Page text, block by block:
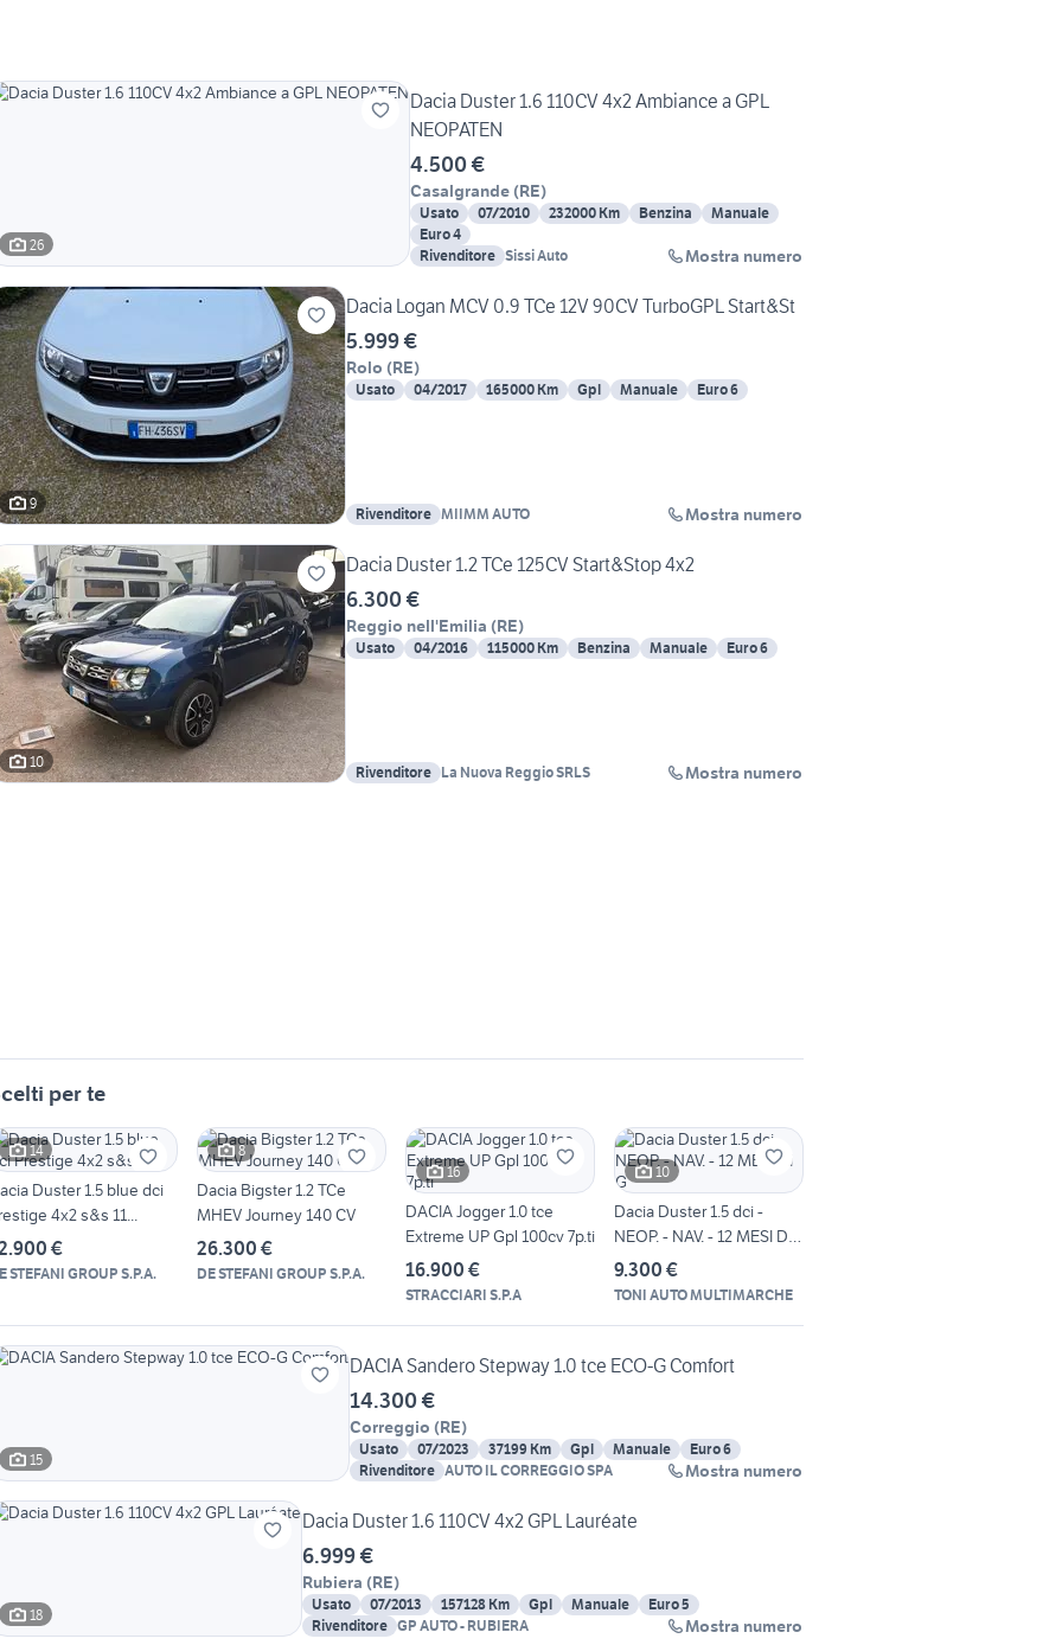
26
Dacia Duster 1.6 110CV 4x2 Ambiance a GPL
NEOPATEN
4.500 €
Casalgrande (RE)
Usato 07/2010 232000 Km Benzina
Manuale
Euro 4
Rivenditore Sissi Auto Mostra numero
9
Dacia Logan MCV 0.9 TCe 12V 90CV TurboGPL Start&St
5.999 €
Rolo (RE)
Usato 04/2017 165000 Km Gpl Manuale Euro 6
Rivenditore MIIMM AUTO Mostra numero
10
Dacia Duster 1.2 TCe 125CV Start&Stop 4x2
6.300 €
Reggio nell'Emilia (RE)
Usato 04/2016 115000 Km Benzina Manuale Euro 6
Rivenditore La Nuova Reggio SRLS Mostra numero
per te
14
Duster 1.5 blue dci
4x2 s&s 11...
€
STEFANI GROUP S.P.A.
8
Dacia Bigster 1.2 TCe
MHEV Journey 140 CV
26.300 €
DE STEFANI GROUP S.P.A.
16
DACIA Jogger 1.0 tce
Extreme UP Gpl 100cv 7p.ti
16.900 €
STRACCIARI S.P.A
10
Dacia Duster 1.5 dci -
NEOP. - NAV. - 12 MESI DI
G
9.300 €
TONI AUTO MULTIMARCHE
15
DACIA Sandero Stepway 1.0 tce ECO-G Comfort
14.300 €
Correggio (RE)
Usato 07/2023 37199 Km Gpl Manuale
Euro 6
Rivenditore AUTO IL CORREGGIO SPA Mostra numero
18
Dacia Duster 1.6 110CV 4x2 GPL Lauréate
6.999 €
Rubiera (RE)
Usato 07/2013 157128 Km Gpl Manuale
Euro 5
Rivenditore GP AUTO - RUBIERA Mostra numero